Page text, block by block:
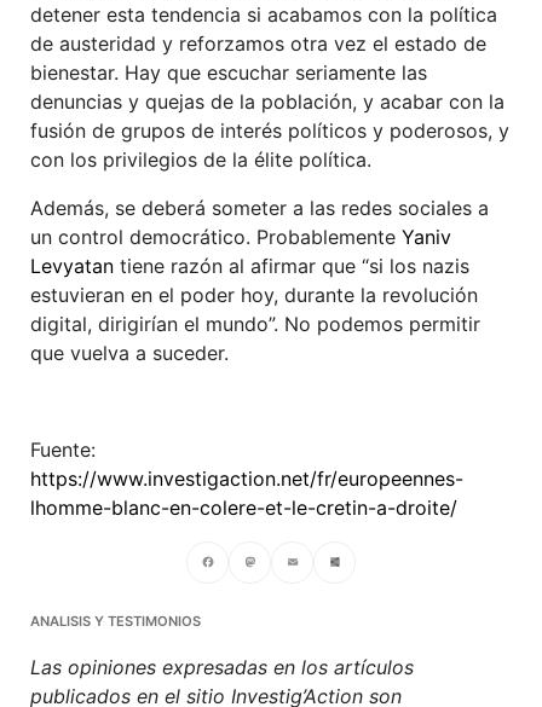
detener esta tendencia si acabamos con la política
de austeridad y reforzamos otra vez el estado de
bienestar. Hay que escuchar seriamente las
denuncias y quejas de la población, y acabar con la
fusión de grupos de interés políticos y poderosos, y
con los privilegios de la élite política.
Además, se deberá someter a las redes sociales a
un control democrático. Probablemente Yaniv
Levyatan tiene razón al afirmar que “si los nazis
estuvieran en el poder hoy, durante la revolución
digital, dirigirían el mundo”. No podemos permitir
que vuelva a suceder.
Fuente:
https://www.investigaction.net/fr/europeennes-
lhomme-blanc-en-colere-et-le-cretin-a-droite/
Facebook
ANALISIS Y TESTIMONIOS
Las opiniones expresadas en los artículos
publicados en el sitio Investig’Action son